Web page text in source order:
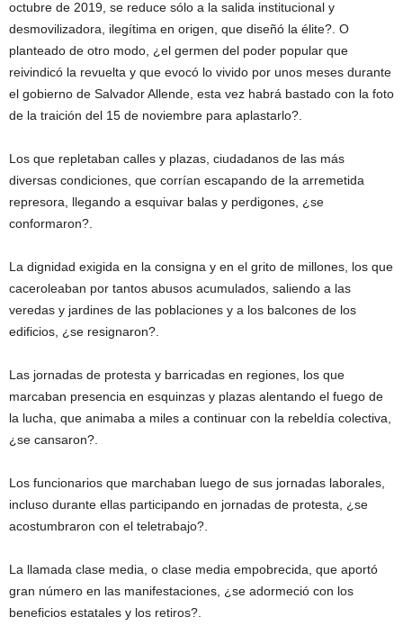
octubre de 2019, se reduce sólo a la salida institucional y
desmovilizadora, ilegítima en origen, que diseñó la élite?. O
planteado de otro modo, ¿el germen del poder popular que
reivindicó la revuelta y que evocó lo vivido por unos meses durante
el gobierno de Salvador Allende, esta vez habrá bastado con la foto
de la traición del 15 de noviembre para aplastarlo?.
Los que repletaban calles y plazas, ciudadanos de las más
diversas condiciones, que corrían escapando de la arremetida
represora, llegando a esquivar balas y perdigones, ¿se
conformaron?.
La dignidad exigida en la consigna y en el grito de millones, los que
caceroleaban por tantos abusos acumulados, saliendo a las
veredas y jardines de las poblaciones y a los balcones de los
edificios, ¿se resignaron?.
Las jornadas de protesta y barricadas en regiones, los que
marcaban presencia en esquinzas y plazas alentando el fuego de
la lucha, que animaba a miles a continuar con la rebeldía colectiva,
¿se cansaron?.
Los funcionarios que marchaban luego de sus jornadas laborales,
incluso durante ellas participando en jornadas de protesta, ¿se
acostumbraron con el teletrabajo?.
La llamada clase media, o clase media empobrecida, que aportó
gran número en las manifestaciones, ¿se adormeció con los
beneficios estatales y los retiros?.